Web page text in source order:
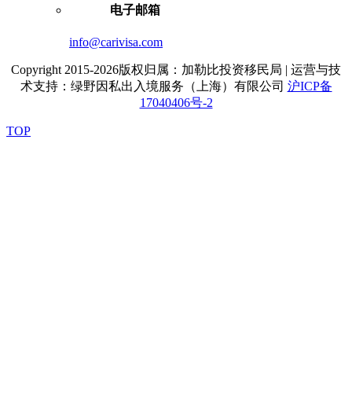
电子邮箱
info@carivisa.com
Copyright 2015-2026版权归属：加勒比投资移民局 | 运营与技
术支持：绿野因私出入境服务（上海）有限公司 沪ICP备
17040406号-2
TOP